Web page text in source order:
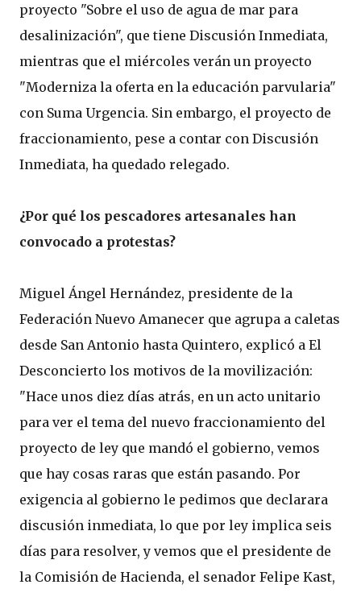
proyecto "Sobre el uso de agua de mar para
desalinización", que tiene Discusión Inmediata,
mientras que el miércoles verán un proyecto
"Moderniza la oferta en la educación parvularia"
con Suma Urgencia. Sin embargo, el proyecto de
fraccionamiento, pese a contar con Discusión
Inmediata, ha quedado relegado.
¿Por qué los pescadores artesanales han
convocado a protestas?
Miguel Ángel Hernández, presidente de la
Federación Nuevo Amanecer que agrupa a caletas
desde San Antonio hasta Quintero, explicó a El
Desconcierto los motivos de la movilización:
"Hace unos diez días atrás, en un acto unitario
para ver el tema del nuevo fraccionamiento del
proyecto de ley que mandó el gobierno, vemos
que hay cosas raras que están pasando. Por
exigencia al gobierno le pedimos que declarara
discusión inmediata, lo que por ley implica seis
días para resolver, y vemos que el presidente de
la Comisión de Hacienda, el senador Felipe Kast,